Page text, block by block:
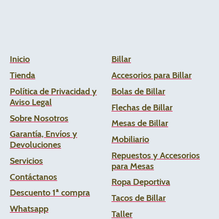
Inicio
Tienda
Política de Privacidad y
Aviso Legal
Sobre Nosotros
Garantía, Envíos y
Devoluciones
Servicios
Contáctanos
Descuento 1ª compra
Whatsapp
Billar
Accesorios para Billar
Bolas de Billar
Flechas de Billar
Mesas de Billar
Mobiliario
Repuestos y Accesorios
para Mesas
Ropa Deportiva
Tacos de Billar
Taller